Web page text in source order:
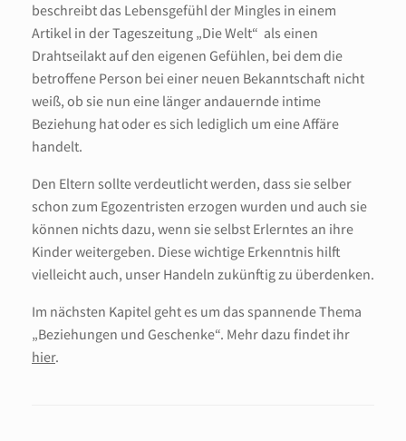
beschreibt das Lebensgefühl der Mingles in einem
Artikel in der Tageszeitung „Die Welt“ als einen
Drahtseilakt auf den eigenen Gefühlen, bei dem die
betroffene Person bei einer neuen Bekanntschaft nicht
weiß, ob sie nun eine länger andauernde intime
Beziehung hat oder es sich lediglich um eine Affäre
handelt.
Den Eltern sollte verdeutlicht werden, dass sie selber
schon zum Egozentristen erzogen wurden und auch sie
können nichts dazu, wenn sie selbst Erlerntes an ihre
Kinder weitergeben. Diese wichtige Erkenntnis hilft
vielleicht auch, unser Handeln zukünftig zu überdenken.
Im nächsten Kapitel geht es um das spannende Thema
„Beziehungen und Geschenke“. Mehr dazu findet ihr
hier.